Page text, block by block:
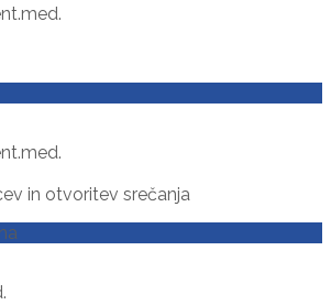
in otvoritev srečanja